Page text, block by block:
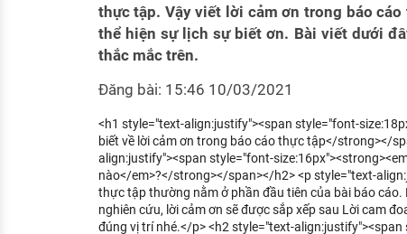
Danh sách nhà tuyển dụng
Nhà tuyển dụng hàng đầu
Mẫu CV hiện đại
Hồ sơ biểu mẫu
Tử vi nghề nghiệp
Kỹ năng nghề nghiệp
HƯỚNG NGHIỆP VIỆC LÀM
thực tập. Vậy viết lời cảm ơn trong báo
thể hiện sự lịch sự biết ơn. Bài viết dưới
thắc mắc trên.
Đăng bài: 15:46 10/03/2021
<h1 style="text-align:justify"><span style="font-
biết về lời cảm ơn trong báo cáo thực tập</strong></
align:justify"><span style="font-
nào</em>?</strong></span></h2> <p style="text-
thực tập thường nằm ở phần đầu tiên của bài báo cáo.
nghiên cứu, lời cảm ơn sẽ được sắp xếp sau Lời cam
đúng vị trí nhé.</p> <h2 style="text-